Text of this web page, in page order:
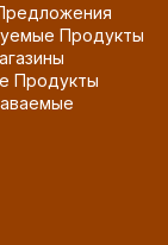
Продукты
Продукты